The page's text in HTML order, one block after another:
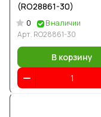
(RO28861-30)
0
В наличии
Арт. RO28861-30
В корзину